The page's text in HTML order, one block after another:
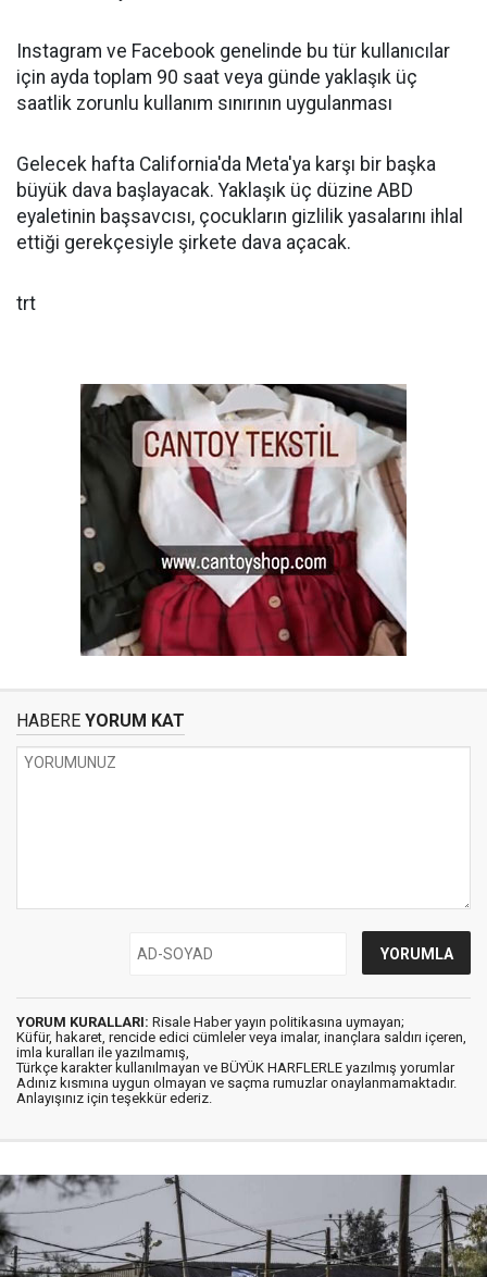
Instagram ve Facebook genelinde bu tür kullanıcılar
için ayda toplam 90 saat veya günde yaklaşık üç
saatlik zorunlu kullanım sınırının uygulanması
Gelecek hafta California'da Meta'ya karşı bir başka
büyük dava başlayacak. Yaklaşık üç düzine ABD
eyaletinin başsavcısı, çocukların gizlilik yasalarını ihlal
ettiği gerekçesiyle şirkete dava açacak.
trt
HABERE YORUM KAT
YORUM KURALLARI: Risale Haber yayın politikasına uymayan;
Küfür, hakaret, rencide edici cümleler veya imalar, inançlara saldırı içeren,
imla kuralları ile yazılmamış,
Türkçe karakter kullanılmayan ve BÜYÜK HARFLERLE yazılmış yorumlar
Adınız kısmına uygun olmayan ve saçma rumuzlar onaylanmamaktadır.
Anlayışınız için teşekkür ederiz.